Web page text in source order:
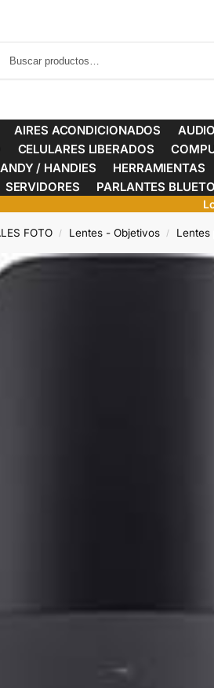
AIRES ACONDICIONADOS
CELULARES LIBERADOS
/ HANDIES HERRAMIENTAS
SERVIDORES PARLANTES
FOTO / Lentes - Objetivos / Lentes